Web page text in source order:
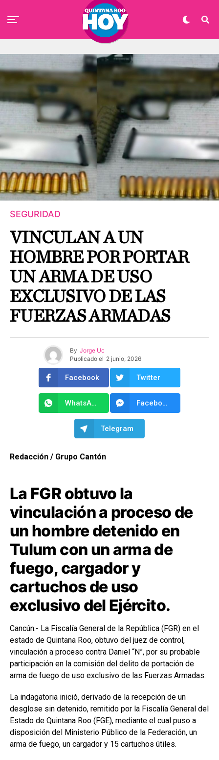
SEGURIDAD
VINCULAN A UN
HOMBRE POR PORTAR
UN ARMA DE USO
EXCLUSIVO DE LAS
FUERZAS ARMADAS
By Jorge Uc
Publicado el 2 junio, 2026
Facebook Twitter
WhatsApp Facebook Messenger
Telegram
Redacción / Grupo Cantón
La FGR obtuvo la
vinculación a proceso de
un hombre detenido en
Tulum con un arma de
fuego, cargador y
cartuchos de uso
exclusivo del Ejército.
Cancún.- La Fiscalía General de la República (FGR) en el
estado de Quintana Roo, obtuvo del juez de control,
vinculación a proceso contra Daniel “N”, por su probable
participación en la comisión del delito de portación de
arma de fuego de uso exclusivo de las Fuerzas Armadas.
La indagatoria inició, derivado de la recepción de un
desglose sin detenido, remitido por la Fiscalía General del
Estado de Quintana Roo (FGE), mediante el cual puso a
disposición del Ministerio Público de la Federación, un
arma de fuego, un cargador y 15 cartuchos útiles.